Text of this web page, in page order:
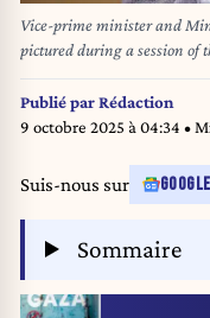
Vice-prime minister and
pictured during a session of
at the federal parliament, in
Today's session will discuss
regarding sanction on
Publié parRédaction
9 octobre 2025 à 04:34 •
Suis-nous sur
Sommaire